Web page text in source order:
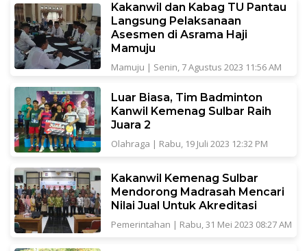
Kakanwil dan Kabag TU Pantau
Langsung Pelaksanaan
Asesmen di Asrama Haji
Mamuju
Mamuju | Senin, 7 Agustus 2023 11:56 AM
Luar Biasa, Tim Badminton
Kanwil Kemenag Sulbar Raih
Juara 2
Olahraga | Rabu, 19 Juli 2023 12:32 PM
Kakanwil Kemenag Sulbar
Mendorong Madrasah Mencari
Nilai Jual Untuk Akreditasi
Pemerintahan | Rabu, 31 Mei 2023 08:27 AM